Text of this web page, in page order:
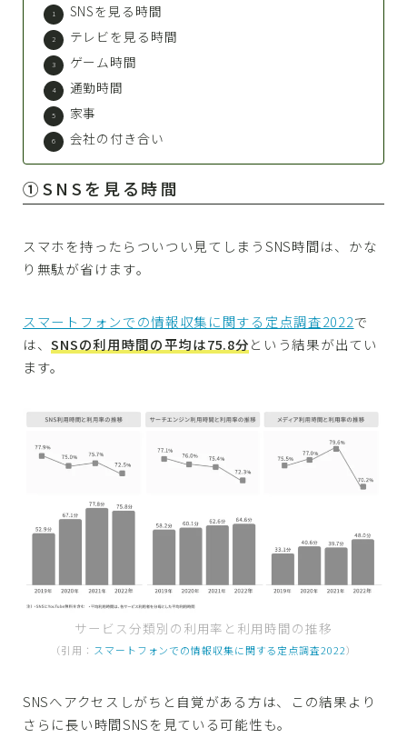
SNSを見る時間
テレビを見る時間
ゲーム時間
通勤時間
家事
会社の付き合い
①SNSを見る時間
スマホを持ったらついつい見てしまうSNS時間は、かな
り無駄が省けます。
スマートフォンでの情報収集に関する定点調査2022で
は、SNSの利用時間の平均は75.8分という結果が出てい
ます。
サービス分類別の利用率と利用時間の推移
（引用： スマートフォンでの情報収集に関する定点調査2022）
SNSへアクセスしがちと自覚がある方は、この結果より
さらに長い時間SNSを見ている可能性も。